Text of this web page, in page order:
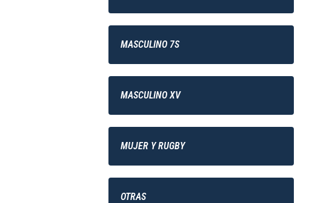
MASCULINO 7S
MASCULINO XV
MUJER Y RUGBY
OTRAS